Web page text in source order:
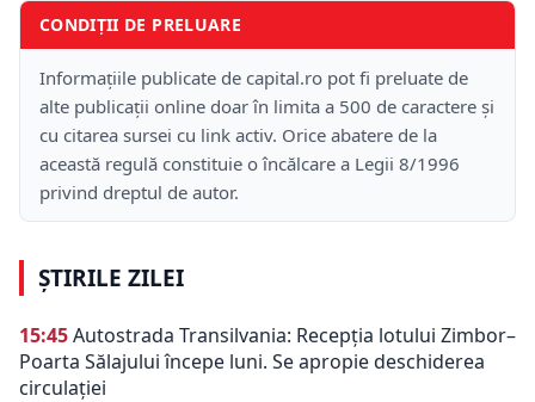
CONDIȚII DE PRELUARE
Informațiile publicate de capital.ro pot fi preluate de
alte publicații online doar în limita a 500 de caractere și
cu citarea sursei cu link activ. Orice abatere de la
această regulă constituie o încălcare a Legii 8/1996
privind dreptul de autor.
ȘTIRILE ZILEI
15:45Autostrada Transilvania: Recepția lotului Zimbor–
Poarta Sălajului începe luni. Se apropie deschiderea
circulației